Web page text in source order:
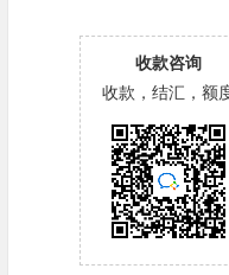
收款咨询
收款，结汇，额